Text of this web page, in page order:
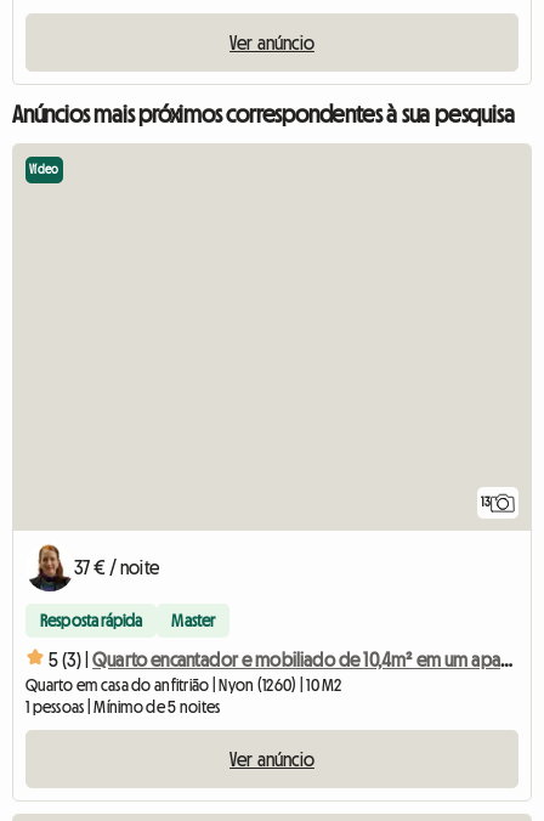
Ver anúncio
Anúncios mais próximos correspondentes à sua pesquisa
13
Vídeo
37 € / noite
Resposta rápida Master
5 (3) | Quarto encantador e mobiliado de 10,4m² em um apartamento luminoso de 71m².
Quarto em casa do anfitrião | Nyon (1260) | 10 M2
1 pessoas | Mínimo de 5 noites
Ver anúncio